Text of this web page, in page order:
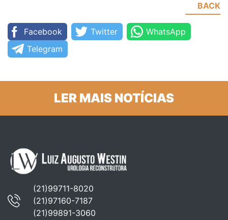
BACK
Facebook Twitter
WhatsApp
Telegram
LER MAIS NOTÍCIAS
(21)99711-8020
(21)97160-7187
(21)99891-3060